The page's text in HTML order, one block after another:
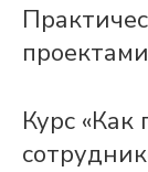
Курс «Как